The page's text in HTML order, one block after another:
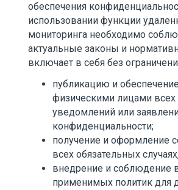
обеспечения
использовании функции
мониторинга необходимо
актуальные законы и
включает в себя без
публикацию и
физическими лицами всех
уведомлений или
конфиденциальности;
получение и оформление
всех обязательных
внедрение и соблюдение
применимых политик для